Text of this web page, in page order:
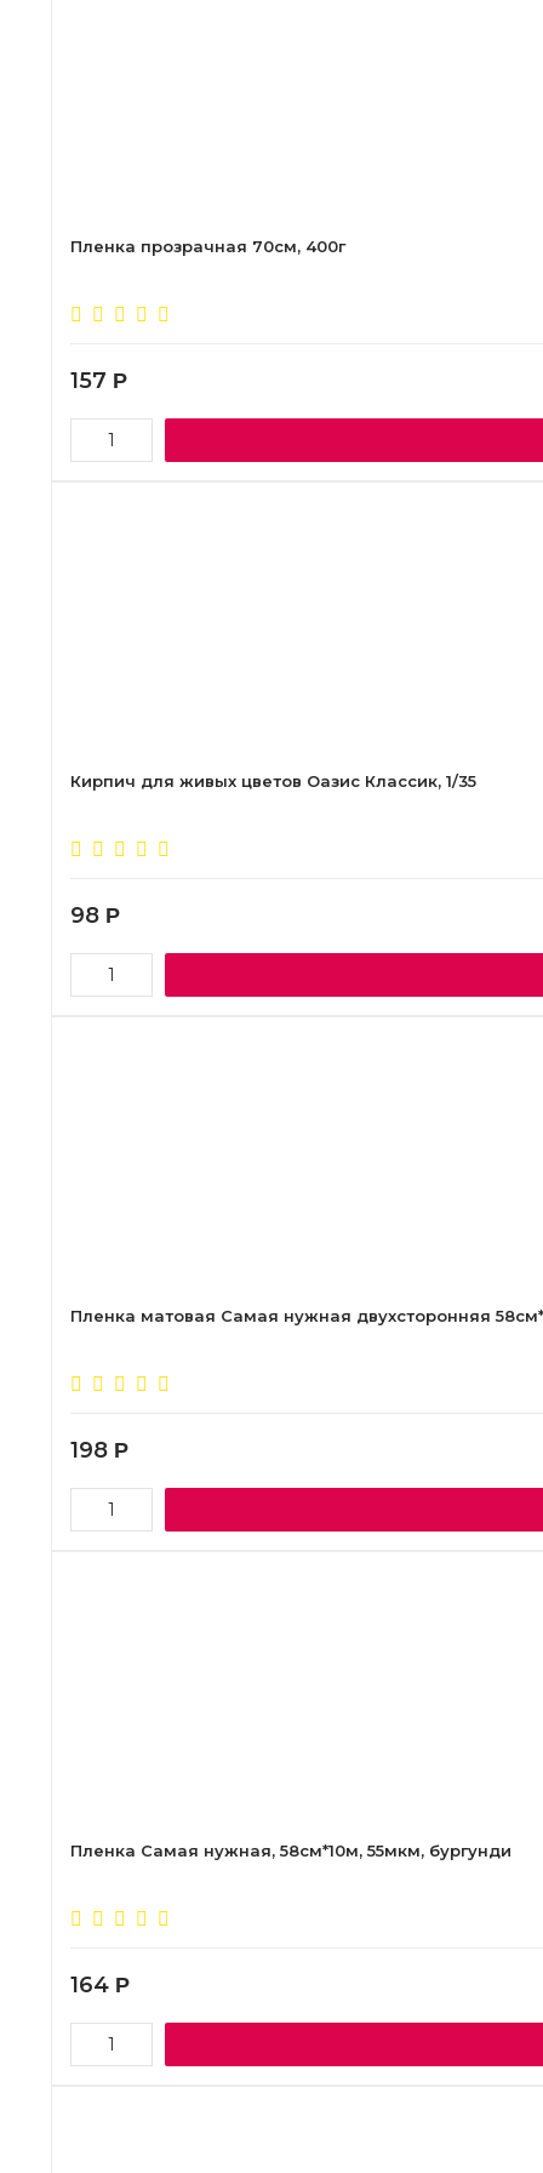
Пленка прозрачная 70см, 400г
157 Р
Кирпич для живых цветов Оазис Классик, 1/35
98 Р
Пленка матовая Самая нужная двухсторонняя
198 Р
Пленка Самая нужная, 58см*10м, 55мкм, бургунди
164 Р